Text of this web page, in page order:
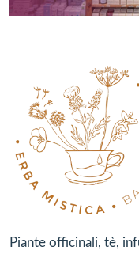
Piante officinali, tè,